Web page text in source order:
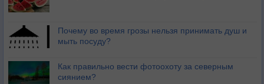
Почему во время грозы нельзя принимать душ и
мыть посуду?
Как правильно вести фотоохоту за северным
сиянием?